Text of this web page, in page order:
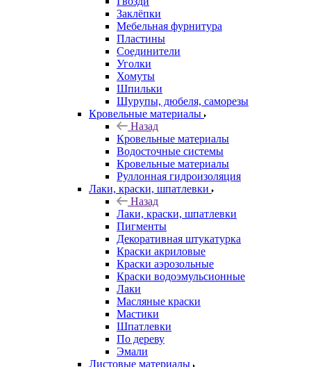
Заклёпки
Мебельная фурнитура
Пластины
Соединители
Уголки
Хомуты
Шпильки
Шурупы, дюбеля, саморезы
Кровельные материалы
Назад
Кровельные материалы
Водосточные системы
Кровельные материалы
Руллонная гидроизоляция
Лаки, краски, шпатлевки
Назад
Лаки, краски, шпатлевки
Пигменты
Декоративная штукатурка
Краски акриловые
Краски аэрозольные
Краски водоэмульсионные
Лаки
Масляные краски
Мастики
Шпатлевки
По дереву
Эмали
Листовые материалы